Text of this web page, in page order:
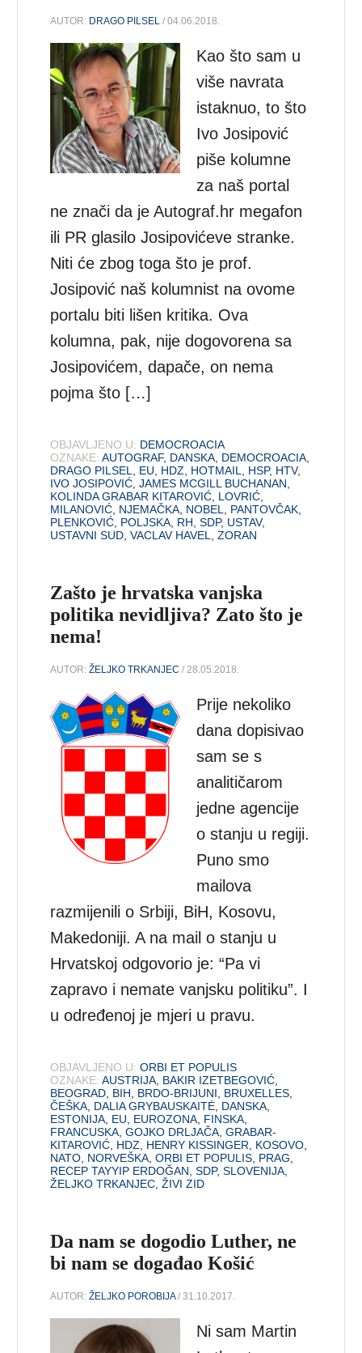
AUTOR: DRAGO PILSEL / 04.06.2018.
Kao što sam u
više navrata
istaknuo, to što
Ivo Josipović
piše kolumne
za naš portal
ne znači da je Autograf.hr megafon
ili PR glasilo Josipovićeve stranke.
Niti će zbog toga što je prof.
Josipović naš kolumnist na ovome
portalu biti lišen kritika. Ova
kolumna, pak, nije dogovorena sa
Josipovićem, dapače, on nema
pojma što […]
OBJAVLJENO U: DEMOCROACIA
OZNAKE: AUTOGRAF, DANSKA, DEMOCROACIA,
DRAGO PILSEL, EU, HDZ, HOTMAIL, HSP, HTV,
IVO JOSIPOVIĆ,JAMES MCGILL BUCHANAN,
KOLINDA GRABAR KITAROVIĆ, LOVRIĆ,
MILANOVIĆ, NJEMAČKA, NOBEL, PANTOVČAK,
PLENKOVIĆ, POLJSKA, RH,SDP, USTAV,
USTAVNI SUD,VACLAV HAVEL,ZORAN
Zašto je hrvatska vanjska
politika nevidljiva? Zato što je
nema!
AUTOR:ŽELJKO TRKANJEC / 28.05.2018.
Prije nekoliko
dana dopisivao
sam se s
analitičarom
jedne agencije
o stanju u regiji.
Puno smo
mailova
razmijenili o Srbiji, BiH, Kosovu,
Makedoniji. A na mail o stanju u
Hrvatskoj odgovorio je: “Pa vi
zapravo i nemate vanjsku politiku”. I
u određenoj je mjeri u pravu.
OBJAVLJENO U: ORBI ET POPULIS
OZNAKE: AUSTRIJA BAKIR IZETBEGOVIĆ
BEOGRAD BIH BRDO-BRIJUNI BRUXELLES
ČEŠKA DALIA GRYBAUSKAITĖ DANSKA
ESTONIJA EU EUROZONA FINSKA
FRANCUSKA ,GOJKO DRLJAČA ,GRABAR-
KITAROVIĆ HDZ HENRY KISSINGER KOSOVO
NATO NORVEŠKA ,ORBI ET POPULIS PRAG
RECEP TAYYIP ERDOĞAN ,SDP,SLOVENIJA
ŽELJKO TRKANJEC ,ŽIVI ZID
Da nam se dogodio Luther, ne
bi nam se događao Košić
AUTOR:ŽELJKO POROBIJA/ 31.10.2017.
Ni sam Martin